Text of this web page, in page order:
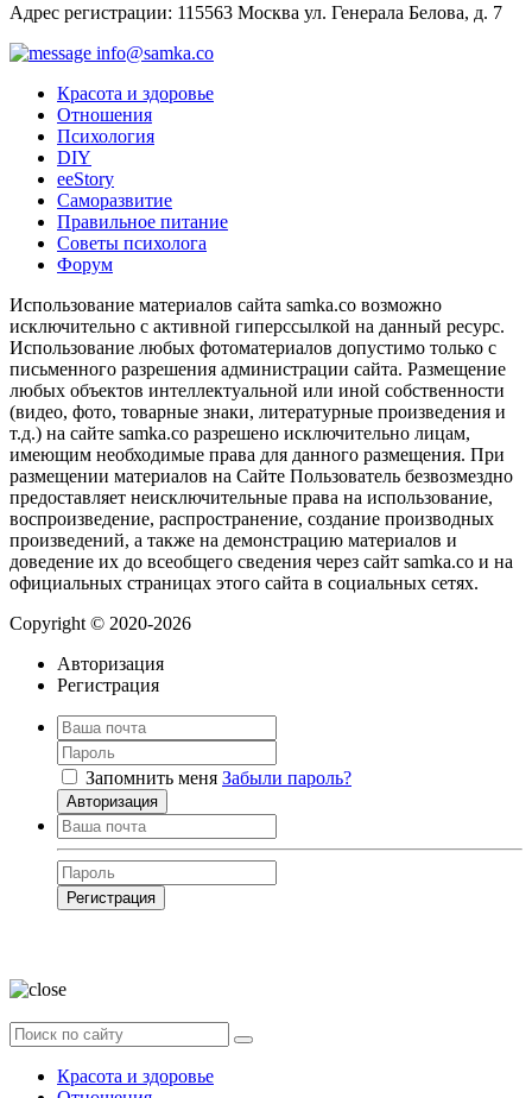
Адрес регистрации: 115563 Москва ул. Генерала Белова, д. 7
info@samka.co
Красота и здоровье
Отношения
Психология
DIY
ееStory
Саморазвитие
Правильное питание
Советы психолога
Форум
Использование материалов сайта samka.co возможно
исключительно с активной гиперссылкой на данный ресурс.
Использование любых фотоматериалов допустимо только с
письменного разрешения администрации сайта. Размещение
любых объектов интеллектуальной или иной собственности
(видео, фото, товарные знаки, литературные произведения и
т.д.) на сайте samka.co разрешено исключительно лицам,
имеющим необходимые права для данного размещения. При
размещении материалов на Сайте Пользователь безвозмездно
предоставляет неисключительные права на использование,
воспроизведение, распространение, создание производных
произведений, а также на демонстрацию материалов и
доведение их до всеобщего сведения через сайт samka.co и на
официальных страницах этого сайта в социальных сетях.
Copyright © 2020-2026
Авторизация
Регистрация
Запомнить меня Забыли пароль?
Авторизация
Регистрация
Красота и здоровье